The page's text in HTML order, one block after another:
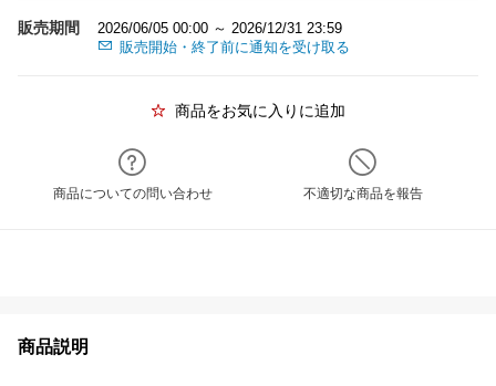
販売期間
2026/06/05 00:00 ～ 2026/12/31 23:59
販売開始・終了前に通知を受け取る
商品をお気に入りに追加
商品についての問い合わせ 不適切な商品を報告
商品説明